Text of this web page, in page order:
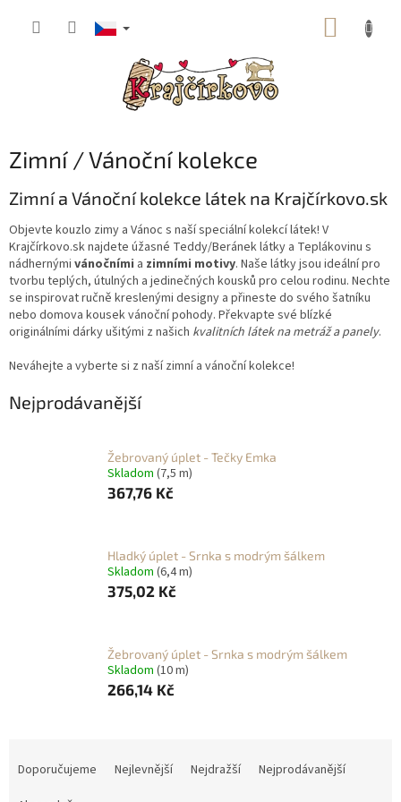
Zimní / Vánoční kolekce
Zimní a Vánoční kolekce látek na Krajčírkovo.sk
Objevte kouzlo zimy a Vánoc s naší speciální kolekcí látek! V
Krajčírkovo.sk najdete úžasné Teddy/Beránek látky a Teplákovinu s
nádhernými vánočními a zimními motivy. Naše látky jsou ideální pro
tvorbu teplých, útulných a jedinečných kousků pro celou rodinu. Nechte
se inspirovat ručně kreslenými designy a přineste do svého šatníku
nebo domova kousek vánoční pohody. Překvapte své blízké
originálními dárky ušitými z našich kvalitních látek na metráž a panely.
Neváhejte a vyberte si z naší zimní a vánoční kolekce!
Nejprodávanější
Žebrovaný úplet - Tečky Emka
Skladom (7,5 m)
367,76 Kč
Hladký úplet - Srnka s modrým šálkem
Skladom (6,4 m)
375,02 Kč
Žebrovaný úplet - Srnka s modrým šálkem
Skladom (10 m)
266,14 Kč
Doporučujeme Nejlevnější Nejdražší
Nejprodávanější